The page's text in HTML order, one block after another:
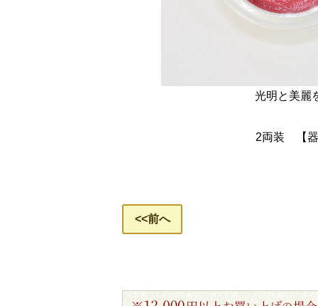
光明と美麗
2両装 【
<<前へ